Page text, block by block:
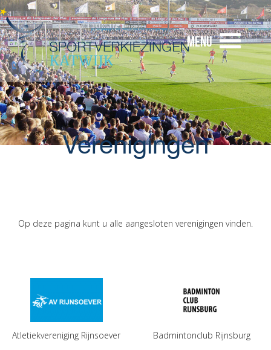
Menu
Verenigingen
Op deze pagina kunt u alle aangesloten verenigingen vinden.
Atletiekvereniging Rijnsoever Badmintonclub Rijnsburg